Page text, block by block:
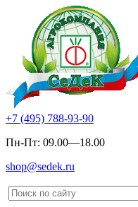
+7 (495) 788-93-90
Пн-Пт: 09.00—18.00
shop@sedek.ru